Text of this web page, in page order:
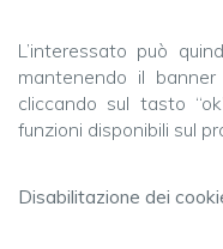
L’interessato può
mantenendo il
cliccando sul tasto
funzioni disponibili sul
Disabilitazione dei